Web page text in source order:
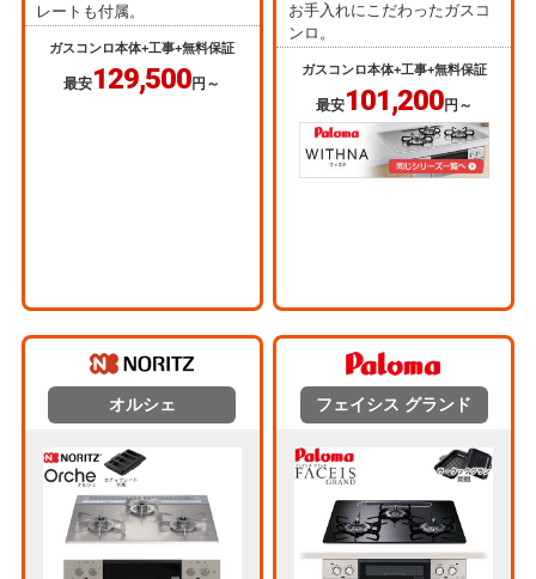
レートも付属。
ガスコンロ本体+工事+無料保証
最安129,500円～
お手入れにこだわったガスコ
ンロ。
ガスコンロ本体+工事+無料保証
最安101,200円～
オルシェ フェイシス グランド